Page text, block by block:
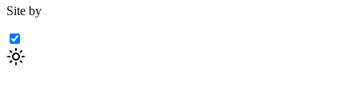
Site by